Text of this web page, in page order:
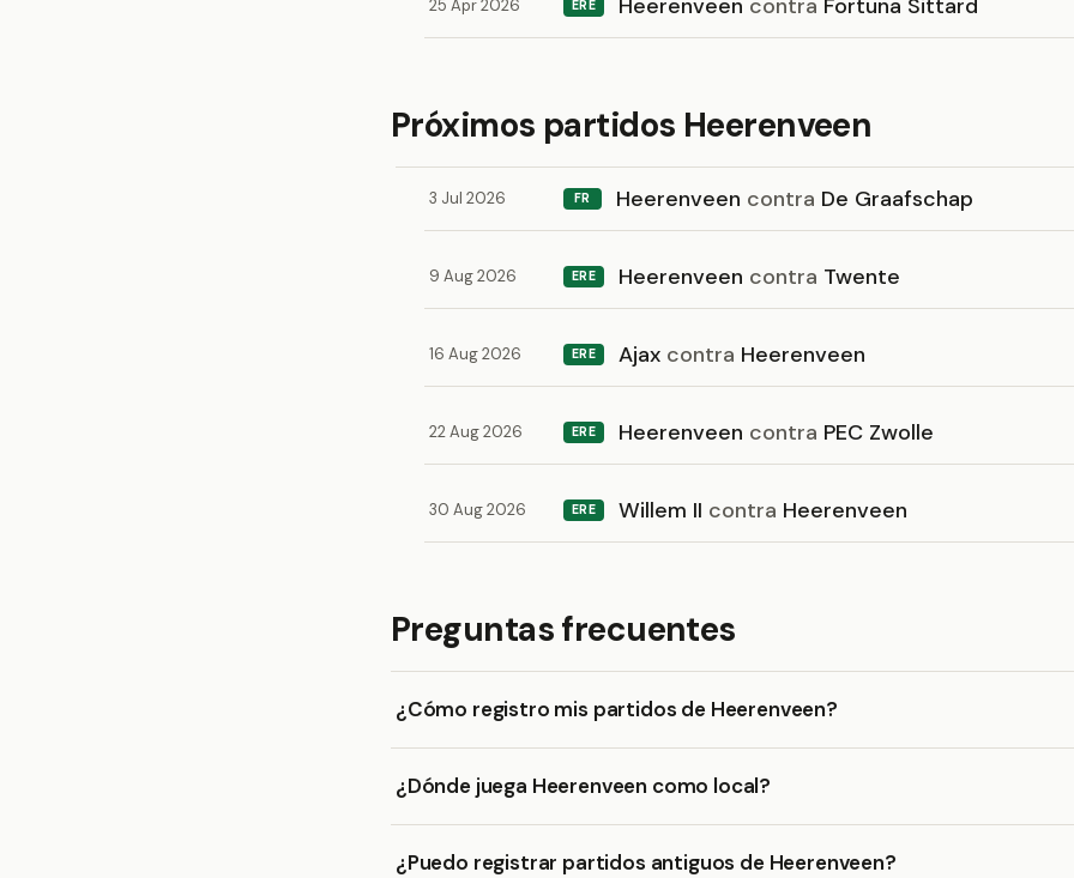
25 Apr 2026 ERE Heerenveen contra Fortuna Sittard
Próximos partidos Heerenveen
3 Jul 2026 FR Heerenveen contra De Graafschap
9 Aug 2026 ERE Heerenveen contra Twente
16 Aug 2026 ERE Ajax contra Heerenveen
22 Aug 2026 ERE Heerenveen contra PEC Zwolle
30 Aug 2026 ERE Willem II contra Heerenveen
Preguntas frecuentes
¿Cómo registro mis partidos de Heerenveen?
¿Dónde juega Heerenveen como local?
¿Puedo registrar partidos antiguos de Heerenveen?